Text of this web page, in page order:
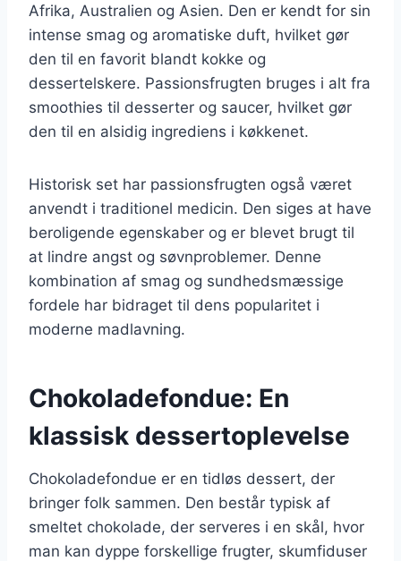
Afrika, Australien og Asien. Den er kendt for sin
intense smag og aromatiske duft, hvilket gør
den til en favorit blandt kokke og
dessertelskere. Passionsfrugten bruges i alt fra
smoothies til desserter og saucer, hvilket gør
den til en alsidig ingrediens i køkkenet.
Historisk set har passionsfrugten også været
anvendt i traditionel medicin. Den siges at have
beroligende egenskaber og er blevet brugt til
at lindre angst og søvnproblemer. Denne
kombination af smag og sundhedsmæssige
fordele har bidraget til dens popularitet i
moderne madlavning.
Chokoladefondue: En
klassisk dessertoplevelse
Chokoladefondue er en tidløs dessert, der
bringer folk sammen. Den består typisk af
smeltet chokolade, der serveres i en skål, hvor
man kan dyppe forskellige frugter, skumfiduser